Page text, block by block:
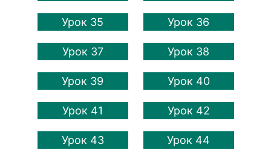
Урок 35 Урок 36
Урок 37 Урок 38
Урок 39 Урок 40
Урок 41 Урок 42
Урок 43 Урок 44